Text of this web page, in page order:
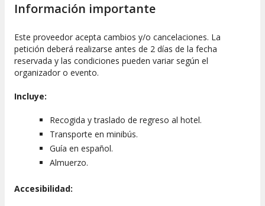
Información importante
Este proveedor acepta cambios y/o cancelaciones. La
petición deberá realizarse antes de 2 días de la fecha
reservada y las condiciones pueden variar según el
organizador o evento.
Incluye:
Recogida y traslado de regreso al hotel.
Transporte en minibús.
Guía en español.
Almuerzo.
Accesibilidad: